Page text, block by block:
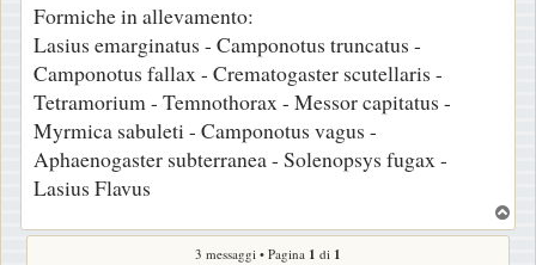
i
o
Formiche in allevamento:
Lasius emarginatus - Camponotus truncatus -
Camponotus fallax - Crematogaster scutellaris -
Tetramorium - Temnothorax - Messor capitatus -
Myrmica sabuleti - Camponotus vagus -
Aphaenogaster subterranea - Solenopsys fugax -
Lasius Flavus
o
3 messaggi • Pagina 1 di 1